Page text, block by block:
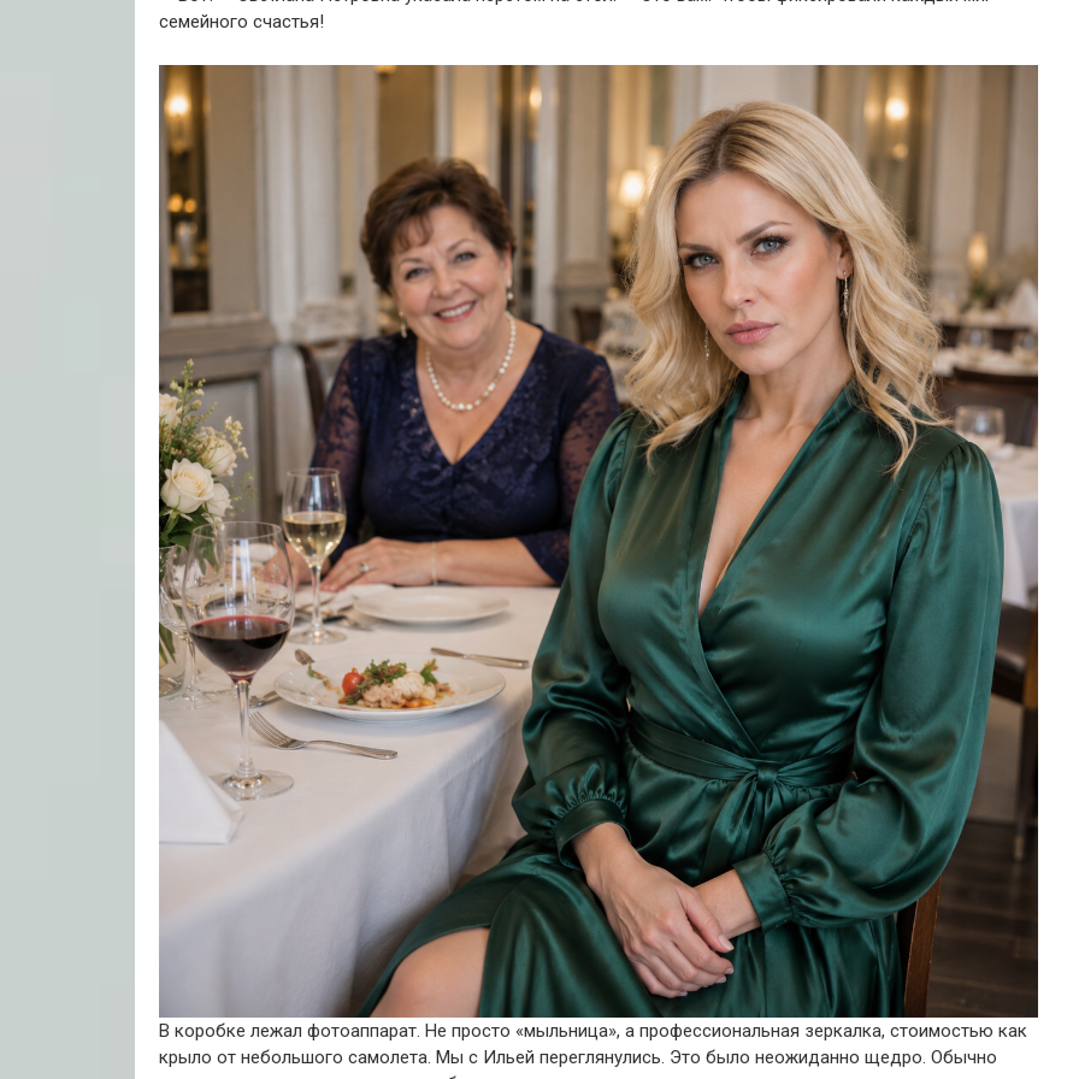
семейного счастья!
В коробке лежал фотоаппарат. Не просто «мыльница», а профессиональная зеркалка, стоимостью как
крыло от небольшого самолета. Мы с Ильей переглянулись. Это было неожиданно щедро. Обычно